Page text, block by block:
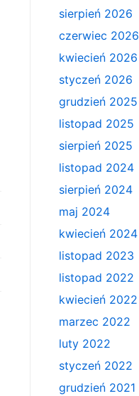
sierpień 2026
czerwiec 2026
kwiecień 2026
styczeń 2026
grudzień 2025
listopad 2025
sierpień 2025
listopad 2024
sierpień 2024
maj 2024
kwiecień 2024
listopad 2023
listopad 2022
kwiecień 2022
marzec 2022
luty 2022
styczeń 2022
grudzień 2021